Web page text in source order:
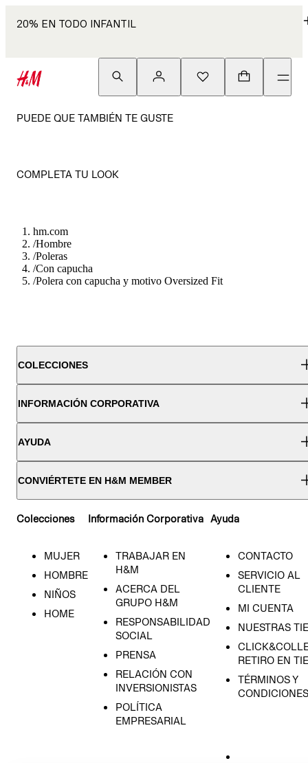
20% EN TODO INFANTIL
PUEDE QUE TAMBIÉN TE GUSTE
COMPLETA TU LOOK
hm.com
/Hombre
/Poleras
/Con capucha
/Polera con capucha y motivo Oversized Fit
COLECCIONES
INFORMACIÓN CORPORATIVA
AYUDA
CONVIÉRTETE EN H&M MEMBER
Colecciones
MUJER
HOMBRE
NIÑOS
HOME
Información Corporativa
TRABAJAR EN
H&M
ACERCA DEL
GRUPO H&M
RESPONSABILIDAD
SOCIAL
PRENSA
RELACIÓN CON
INVERSIONISTAS
POLÍTICA
EMPRESARIAL
Ayuda
CONTACTO
SERVICIO AL
CLIENTE
MI CUENTA
NUESTRAS
RETIRO EN
TÉRMINOS Y
CONDICIONES